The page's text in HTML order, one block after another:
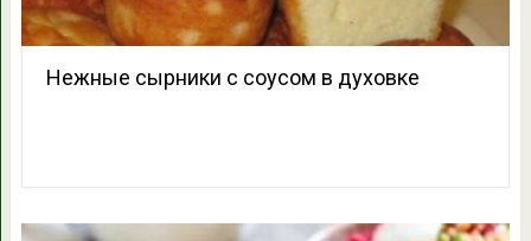
Нежные сырники с соусом в духовке